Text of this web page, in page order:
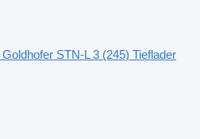
Goldhofer STN-L 3 (245) Tieflader